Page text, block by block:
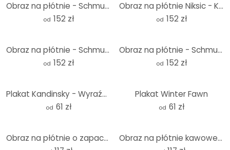
Obraz na płótnie - Schmucker - Cztery tancerki
od 152 zł
Obraz na płótnie Niksic - Kawałek naszej ziemi
od 152 zł
Obraz na płótnie - Schmucker - Oto jestem
od 152 zł
Obraz na płótnie - Schmucker - Cora z piórami
od 152 zł
Plakat Kandinsky - Wyraźne połączenie
od 61 zł
Plakat Winter Fawn
od 61 zł
Obraz na płótnie o zapachu kawy Obraz na płótnie kawowe marzenia